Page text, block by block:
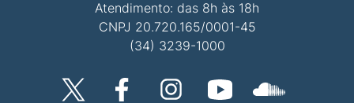
Atendimento: das 8h às 18h
CNPJ 20.720.165/0001-45
(34) 3239-1000